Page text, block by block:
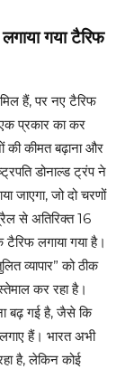
गया टैरिफ
हैं, पर नए टैरिफ
प्रकार का कर
की कीमत बढ़ाना और
डोनाल्ड ट्रंप ने
जाएगा, जो दो चरणों
से अतिरिक्त 16
लगाया गया है।
व्यापार” को ठीक
कर रहा है।
बढ़ गई है, जैसे कि
हैं। भारत अभी
है, लेकिन कोई